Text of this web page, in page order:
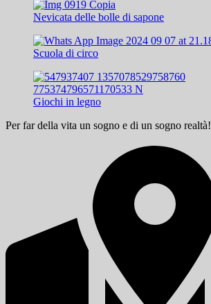
Nevicata delle bolle di sapone
Scuola di circo
Giochi in legno
Per far della vita un sogno e di un sogno realtà!